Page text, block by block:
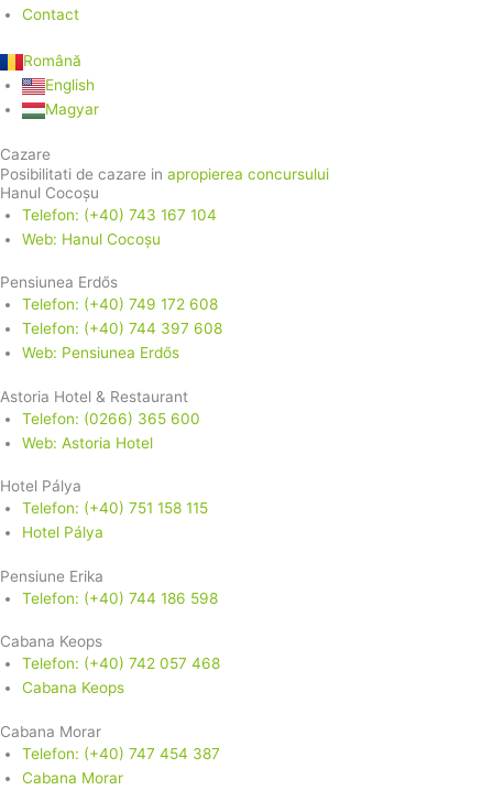
Contact
Română
English
Magyar
Cazare
Posibilitati de cazare in apropierea concursului
Hanul Cocoșu
Telefon: (+40) 743 167 104
Web: Hanul Cocoșu
Pensiunea Erdős
Telefon: (+40) 749 172 608
Telefon: (+40) 744 397 608
Web: Pensiunea Erdős
Astoria Hotel & Restaurant
Telefon: (0266) 365 600
Web: Astoria Hotel
Hotel Pálya
Telefon: (+40) 751 158 115
Hotel Pálya
Pensiune Erika
Telefon: (+40) 744 186 598
Cabana Keops
Telefon: (+40) 742 057 468
Cabana Keops
Cabana Morar
Telefon: (+40) 747 454 387
Cabana Morar